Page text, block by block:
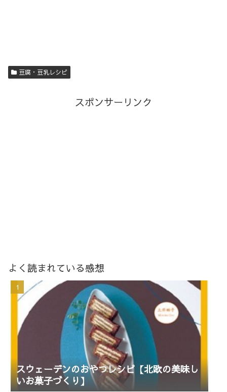
豆腐・豆乳レシピ
スポンサーリンク
よく読まれている感想
スウェーデンのおやつレシピ【北欧の美味し
いお菓子づくり】